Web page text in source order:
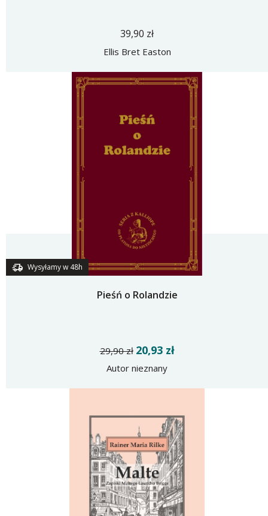
39,90 zł
Ellis Bret Easton
Wysyłamy w 48h
Pieśń o Rolandzie
29,90 zł 20,93 zł
Autor nieznany